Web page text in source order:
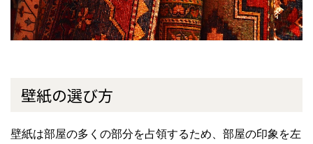
壁紙の選び方
壁紙は部屋の多くの部分を占領するため、部屋の印象を左